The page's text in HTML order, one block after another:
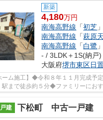
新築
4,180万円
南海高野線 「初芝
南海高野線 「萩原
南海高野線 「白鷺
- / 3LDK＋1S(納戸
大阪府堺市東区日
ーム施工】◆令和８年１１月完成
駅まで徒歩約５分◆ファミリーにお
建
下松町 中古一戸建